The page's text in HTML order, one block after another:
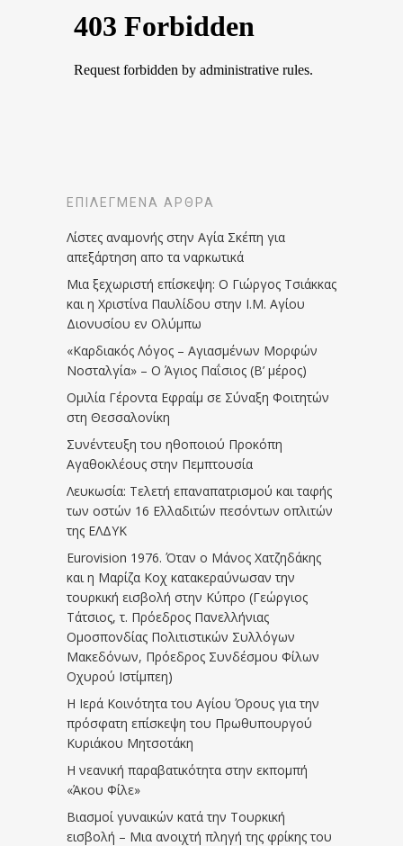
ΕΠΙΛΕΓΜΈΝΑ ΆΡΘΡΑ
Λίστες αναμονής στην Αγία Σκέπη για
απεξάρτηση απο τα ναρκωτικά
Μια ξεχωριστή επίσκεψη: Ο Γιώργος Τσιάκκας
και η Χριστίνα Παυλίδου στην Ι.Μ. Αγίου
Διονυσίου εν Ολύμπω
«Καρδιακός Λόγος – Αγιασμένων Μορφών
Νοσταλγία» – Ο Άγιος Παΐσιος (Β’ μέρος)
Ομιλία Γέροντα Εφραίμ σε Σύναξη Φοιτητών
στη Θεσσαλονίκη
Συνέντευξη του ηθοποιού Προκόπη
Αγαθοκλέους στην Πεμπτουσία
Λευκωσία: Τελετή επαναπατρισμού και ταφής
των οστών 16 Ελλαδιτών πεσόντων οπλιτών
της ΕΛΔΥΚ
Eurovision 1976. Όταν ο Μάνος Χατζηδάκης
και η Μαρίζα Κοχ κατακεραύνωσαν την
τουρκική εισβολή στην Κύπρο (Γεώργιος
Τάτσιος, τ. Πρόεδρος Πανελλήνιας
Ομοσπονδίας Πολιτιστικών Συλλόγων
Μακεδόνων, Πρόεδρος Συνδέσμου Φίλων
Οχυρού Ιστίμπεη)
Η Ιερά Κοινότητα του Αγίου Όρους για την
πρόσφατη επίσκεψη του Πρωθυπουργού
Κυριάκου Μητσοτάκη
Η νεανική παραβατικότητα στην εκπομπή
«Άκου Φίλε»
Βιασμοί γυναικών κατά την Τουρκική
εισβολή – Μια ανοιχτή πληγή της φρίκης του